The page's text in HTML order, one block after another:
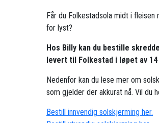
Får du Folkestadsola midt i
for lyst?
Hos Billy kan du bestille
levert til Folkestad i løpet av 14
Nedenfor kan du lese mer om
som gjelder der akkurat nå. Vil du
Bestill innvendig solskjerming her.